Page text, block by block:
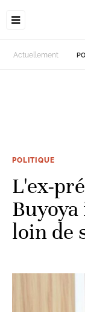
Actuellement
POLITIQUE
L'ex-
loin de